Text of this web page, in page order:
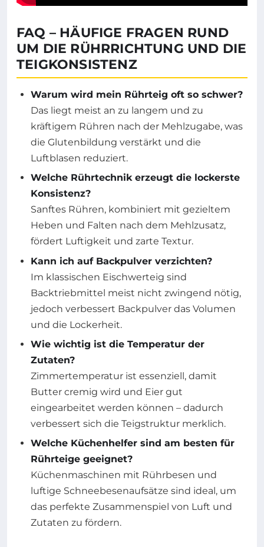
FAQ – HÄUFIGE FRAGEN RUND
UM DIE RÜHRRICHTUNG UND DIE
TEIGKONSISTENZ
Warum wird mein Rührteig oft so schwer?
Das liegt meist an zu langem und zu
kräftigem Rühren nach der Mehlzugabe, was
die Glutenbildung verstärkt und die
Luftblasen reduziert.
Welche Rührtechnik erzeugt die lockerste
Konsistenz?
Sanftes Rühren, kombiniert mit gezieltem
Heben und Falten nach dem Mehlzusatz,
fördert Luftigkeit und zarte Textur.
Kann ich auf Backpulver verzichten?
Im klassischen Eischwerteig sind
Backtriebmittel meist nicht zwingend nötig,
jedoch verbessert Backpulver das Volumen
und die Lockerheit.
Wie wichtig ist die Temperatur der
Zutaten?
Zimmertemperatur ist essenziell, damit
Butter cremig wird und Eier gut
eingearbeitet werden können – dadurch
verbessert sich die Teigstruktur merklich.
Welche Küchenhelfer sind am besten für
Rührteige geeignet?
Küchenmaschinen mit Rührbesen und
luftige Schneebesenaufsätze sind ideal, um
das perfekte Zusammenspiel von Luft und
Zutaten zu fördern.